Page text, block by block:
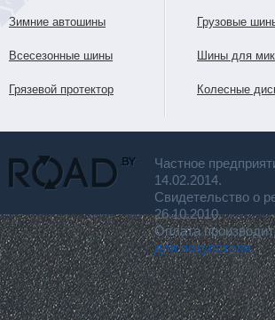
Зимние автошины
Всесезонные шины
Грязевой протектор
Грузовые
Шины для
Колесные
Частное
14.02.2014.
Свидетельство о
26.10.2010.
Оплата
для покупателя.